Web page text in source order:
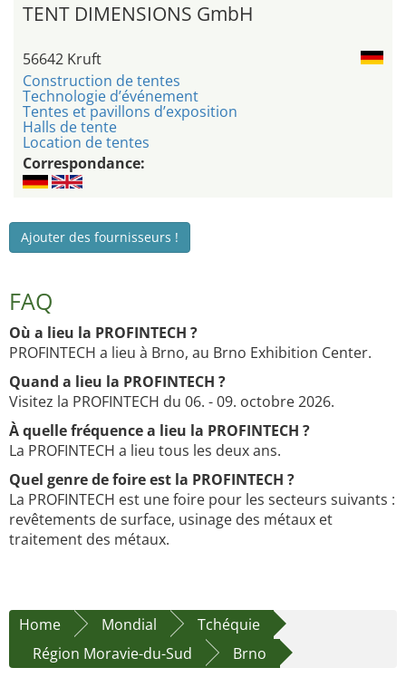
TENT DIMENSIONS GmbH
56642 Kruft
Construction de tentes
Technologie d’événement
Tentes et pavillons d’exposition
Halls de tente
Location de tentes
Correspondance:
Ajouter des fournisseurs !
FAQ
Où a lieu la PROFINTECH ?
PROFINTECH a lieu à Brno, au Brno Exhibition Center.
Quand a lieu la PROFINTECH ?
Visitez la PROFINTECH du 06. - 09. octobre 2026.
À quelle fréquence a lieu la PROFINTECH ?
La PROFINTECH a lieu tous les deux ans.
Quel genre de foire est la PROFINTECH ?
La PROFINTECH est une foire pour les secteurs suivants :
revêtements de surface, usinage des métaux et
traitement des métaux.
Home Mondial
Tchéquie
Région Moravie-du-Sud
Brno